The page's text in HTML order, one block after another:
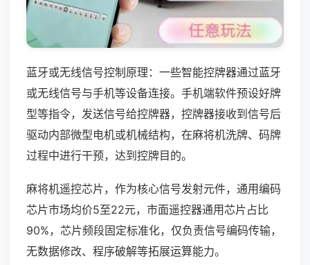
蓝牙或无线信号控制原理：一些智能控牌器通过蓝牙
或无线信号与手机等设备连接。手机端软件预设好牌
型等指令，发送信号给控牌器，控牌器接收到信号后
驱动内部微型电机或机械结构，在麻将机洗牌、码牌
过程中进行干预，达到控牌目的。
麻将机遥控芯片，作为核心信号发射元件，通用编码
芯片市场均价5至22元，市面遥控器通用芯片占比
90%，芯片频段固定标准化，仅负责信号编码传输，
无数据修改、程序破解等拓展运算能力。